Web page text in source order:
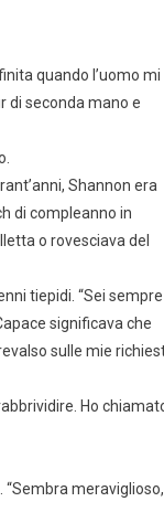
quando l’uomo mi
di seconda mano e
Shannon era
di compleanno in
o rovesciava del
tiepidi. “Sei sempre
significava che
sulle mie
Ho
meraviglioso,